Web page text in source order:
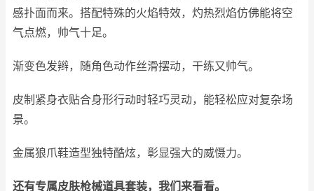
感扑面而来。搭配特殊的火焰特效，灼热烈焰仿佛能将空
气点燃，帅气十足。
渐变色发辫，随角色动作丝滑摆动，干练又帅气。
皮制紧身衣贴合身形行动时轻巧灵动，能轻松应对复杂场
景。
金属狼爪鞋造型独特酷炫，彰显强大的威慑力。
还有专属皮肤枪械道具套装，我们来看看。